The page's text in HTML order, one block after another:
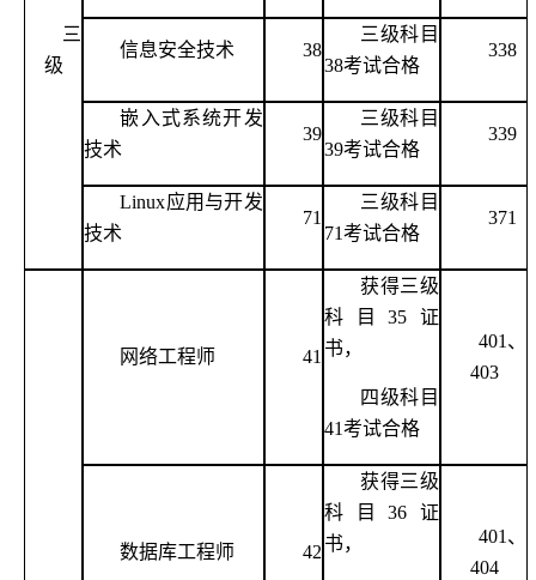
三
级
信息安全技术 38
三级科目
38考试合格
338
嵌入式系统开发
技术
39
三级科目
39考试合格
339
Linux应用与开发
技术
71
三级科目
71考试合格
371
网络工程师 41
获得三级
科目35证
书，
四级科目
41考试合格
401、
403
数据库工程师 42
获得三级
科目36证
书，
401、
404